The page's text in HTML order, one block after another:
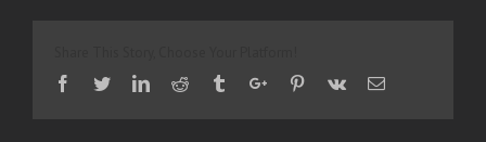
Facebook
TwitterLinkedinReddit TumblrGoogle+Pinterest
Vk Email